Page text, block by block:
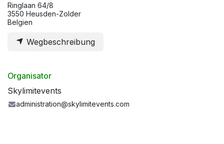
Ringlaan 64/8
3550 Heusden-Zolder
Belgien
Wegbeschreibung
Organisator
Skylimitevents
administration@skylimitevents.com